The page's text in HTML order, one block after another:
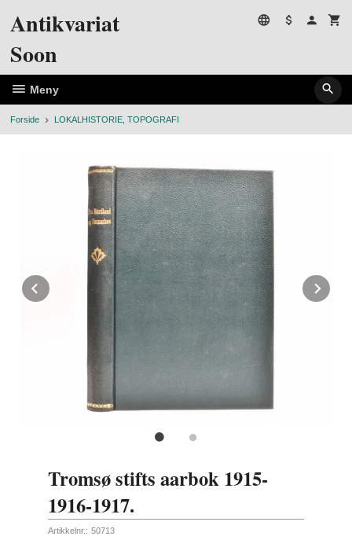
Antikvariat
Soon
Meny
Forside LOKALHISTORIE, TOPOGRAFI
Prev
Tromsø stifts aarbok 1915-
1916-1917.
Artikkelnr.: 50713